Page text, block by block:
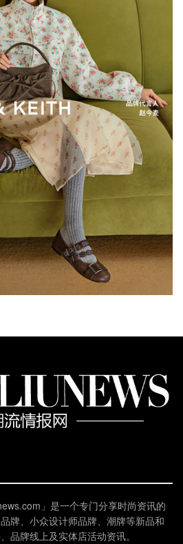
」是一个专门分享时尚资讯的
牌、小众设计师品牌、潮牌等新品和
品牌线上及实体店活动资讯。